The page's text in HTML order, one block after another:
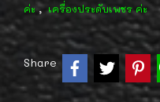
ค่ะ, เครื่องประดับเพชร ค่ะ
Share